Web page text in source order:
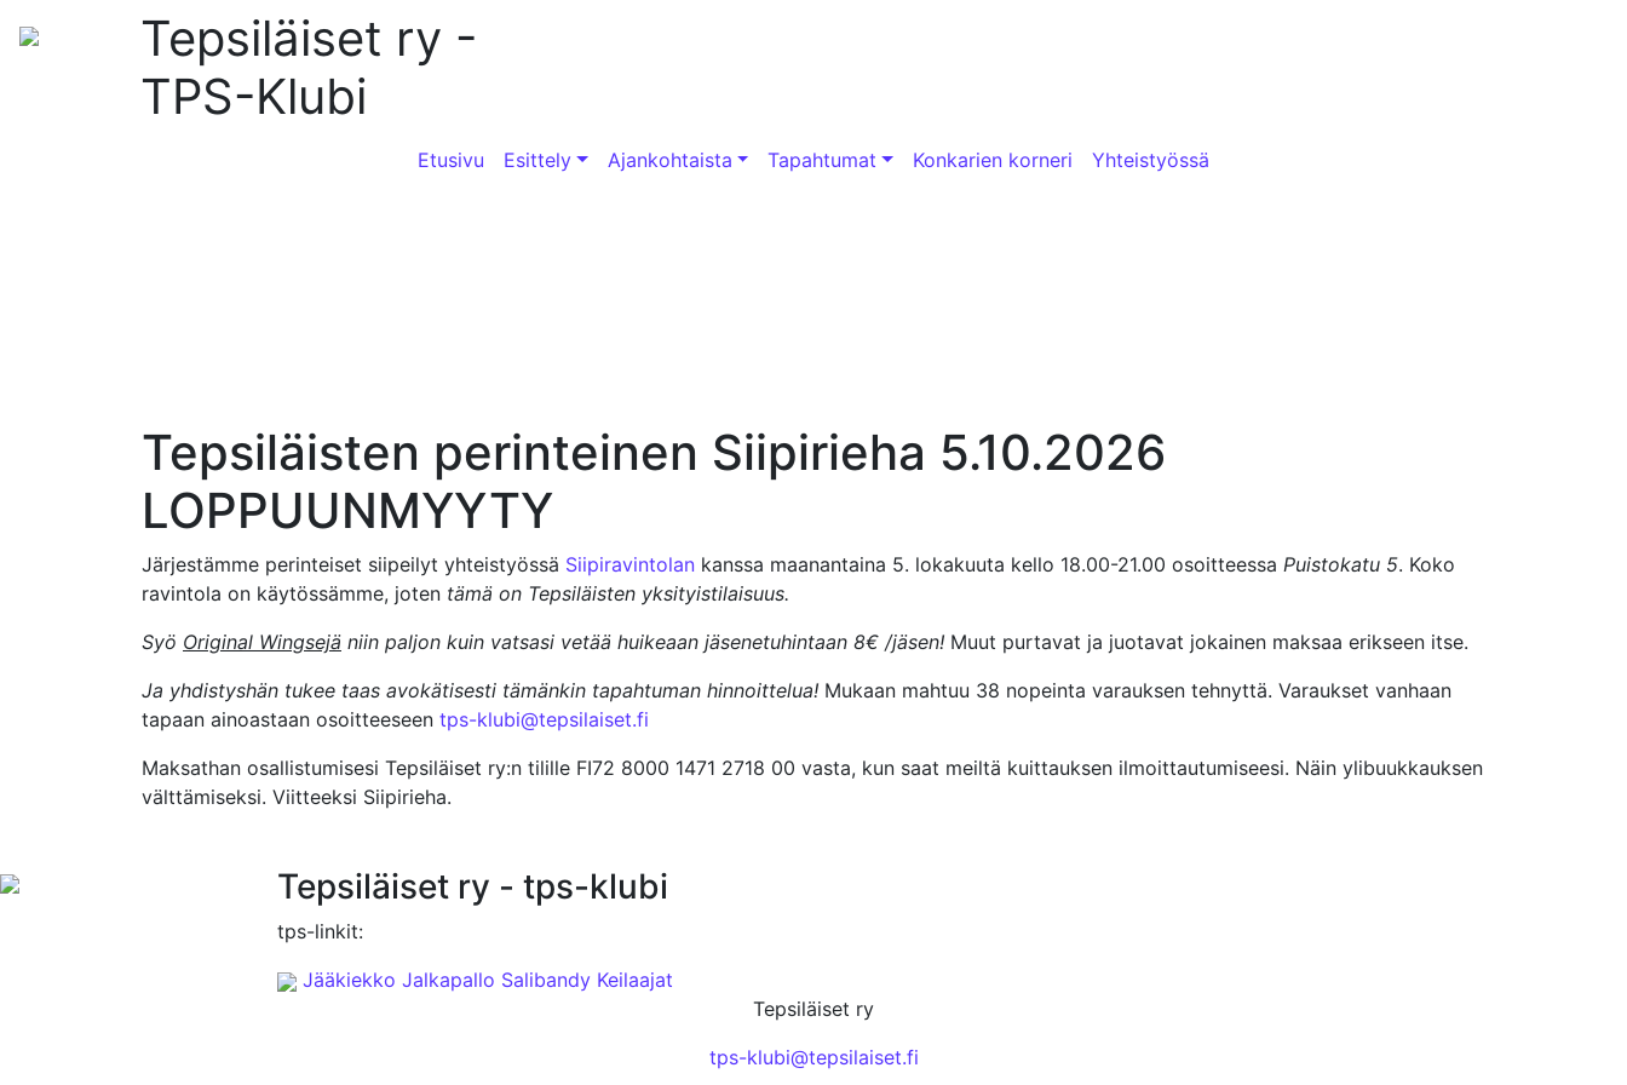
Tepsiläiset ry -
TPS-Klubi
Etusivu Esittely Ajankohtaista Tapahtumat Konkarien korneri Yhteistyössä
Tepsiläisten perinteinen Siipirieha 5.10.2026
LOPPUUNMYYTY
Järjestämme perinteiset siipeilyt yhteistyössä Siipiravintolan kanssa maanantaina 5. lokakuuta kello 18.00-21.00 osoitteessa Puistokatu 5. Koko
ravintola on käytössämme, joten tämä on Tepsiläisten yksityistilaisuus.
Syö Original Wingsejä niin paljon kuin vatsasi vetää huikeaan jäsenetuhintaan 8€ /jäsen! Muut purtavat ja juotavat jokainen maksaa erikseen itse.
Ja yhdistyshän tukee taas avokätisesti tämänkin tapahtuman hinnoittelua! Mukaan mahtuu 38 nopeinta varauksen tehnyttä. Varaukset vanhaan
tapaan ainoastaan osoitteeseen tps-klubi@tepsilaiset.fi
Maksathan osallistumisesi Tepsiläiset ry:n tilille FI72 8000 1471 2718 00 vasta, kun saat meiltä kuittauksen ilmoittautumiseesi. Näin ylibuukkauksen
välttämiseksi. Viitteeksi Siipirieha.
Tepsiläiset ry - tps-klubi
tps-linkit:
Jääkiekko Jalkapallo Salibandy Keilaajat
Tepsiläiset ry
tps-klubi@tepsilaiset.fi